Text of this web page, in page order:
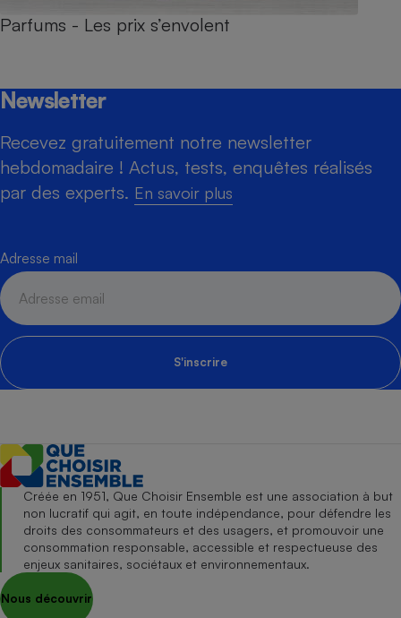
Parfums - Les prix s’envolent
Newsletter
Recevez gratuitement notre newsletter
hebdomadaire ! Actus, tests, enquêtes réalisés
par des experts. En savoir plus
Adresse mail
S'inscrire
Créée en 1951, Que Choisir Ensemble est une association à but
non lucratif qui agit, en toute indépendance, pour défendre les
droits des consommateurs et des usagers, et promouvoir une
consommation responsable, accessible et respectueuse des
enjeux sanitaires, sociétaux et environnementaux.
Nous découvrir